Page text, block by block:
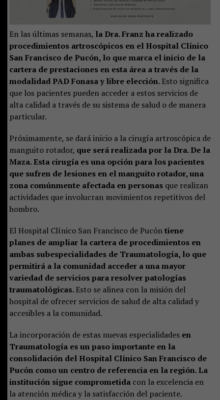
En las últimas semanas, la Dra. Franz ha realizado
procedimientos artroscópicos en el Hospital Clínico
San Francisco de Pucón, lo que marca el inicio de la
cartera de prestaciones en esta área a través de la
modalidad PAD Fonasa y libre elección.Esto significa
que los pacientes pueden acceder a estos servicios de
alta calidad a través de su sistema de salud o de manera
particular.
Próximamente, se dará inicio a la cirugía artroscópica de
manguito rotador, que será realizada por la Dra. De la
Maza. Esta cirugía es una opción para los pacientes
que sufren de lesiones en el manguito rotador, una
zona comúnmente afectada en personasque realizan
actividades que involucran movimientos repetitivos del
hombro.
El Hospital Clínico San Francisco de Pucóntiene
planes de ampliar la cartera de procedimientos en
ambas subespecialidades de Traumatología, lo que
permitirá a la comunidad acceder a una mayor
variedad de servicios para resolver patologías
traumatológicas.Esto se alinea con la misión del
hospital de ofrecer servicios de salud de alta calidad y
accesibles a la comunidad.
La incorporación de estas nuevas especialidades en
Traumatología es un paso importante en la
consolidación del Hospital Clínico San Francisco de
Pucón como un centro de referencia en la región. La
institución sigue comprometidacon la excelencia en
la atención médica y la satisfacción del paciente.